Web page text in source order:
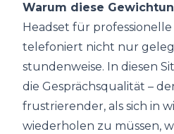
Warum diese
Headset für
telefoniert nicht nur
stundenweise. In diesen
die Gesprächsqualität –
frustrierender, als sich in
wiederholen zu müssen,